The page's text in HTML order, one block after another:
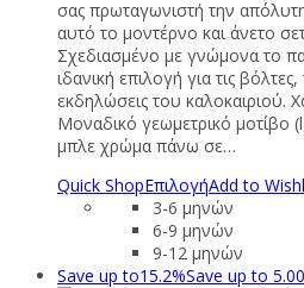
σας πρωταγωνιστή την
αυτό το μοντέρνο και άνετο
Σχεδιασμένο με γνώμονα το
ιδανική επιλογή για τις
εκδηλώσεις του καλοκαιριού.
Μοναδικό γεωμετρικό μοτίβο
μπλε χρώμα πάνω σε…
Quick ShopΕπιλογήAdd to
3-6 μηνών
6-9 μηνών
9-12 μηνών
Save up to15.2%Save up to 5.00